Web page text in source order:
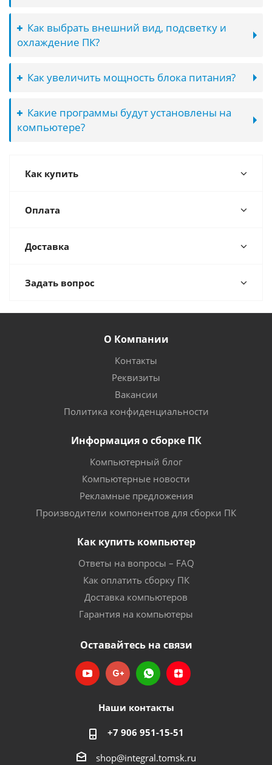
Как выбрать внешний вид, подсветку и
охлаждение ПК?
Как увеличить мощность блока питания?
Какие программы будут установлены на
компьютере?
Как купить
Оплата
Доставка
Задать вопрос
О Компании
Контакты
Реквизиты
Вакансии
Политика конфиденциальности
Информация о сборке ПК
Компьютерный блог
Компьютерные новости
Рекламные предложения
Производители компонентов для сборки ПК
Как купить компьютер
Ответы на вопросы – FAQ
Как оплатить сборку ПК
Доставка компьютеров
Гарантия на компьютеры
Оставайтесь на связи
Наши контакты
+7 906 951-15-51
shop@integral.tomsk.ru